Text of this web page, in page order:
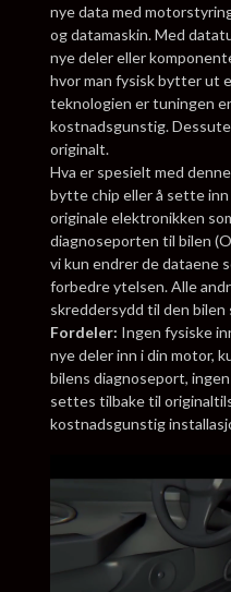
nye data med
og datamaskin. Med
nye deler eller
hvor man fysisk bytter ut
teknologien er tuningen
kostnadsgunstig.
originalt.
Hva er spesielt med
bytte chip eller å sette
originale elektronikken
diagnoseporten til bilen
vi kun endrer de dataene
forbedre ytelsen. Alle
skreddersydd til den bilen
Fordeler: Ingen fysiske
nye deler inn i din motor,
bilens diagnoseport,
settes tilbake til
kostnadsgunstig